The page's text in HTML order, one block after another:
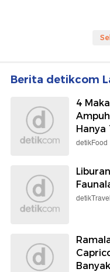
Berita detikcom
4
Hanya
detikFood
detikTravel